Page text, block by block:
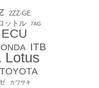
2ZZ-GE
ットル 7AG
ECU
ITB
Lotus
TOYOTA
カワサキ